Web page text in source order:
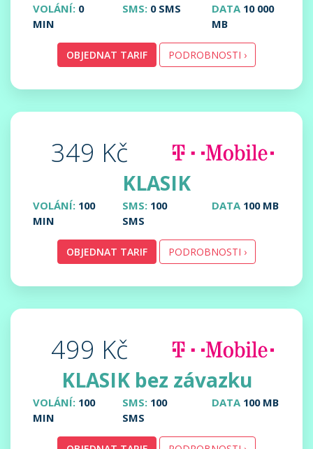
VOLÁNÍ: 0
MIN
SMS: 0 SMS DATA 10 000
MB
OBJEDNAT TARIF PODROBNOSTI ›
349 Kč
KLASIK
VOLÁNÍ: 100
MIN
SMS: 100
SMS
DATA 100 MB
OBJEDNAT TARIF PODROBNOSTI ›
499 Kč
KLASIK bez závazku
VOLÁNÍ: 100
MIN
SMS: 100
SMS
DATA 100 MB